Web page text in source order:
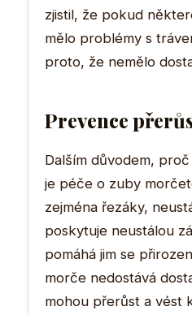
zjistil, že pokud
mělo problémy s
proto, že nemělo
Prevence
Dalším důvodem,
je péče o zuby
zejména řezáky,
poskytuje neustálou
pomáhá jim se
morče nedostává
mohou přerůst a vést